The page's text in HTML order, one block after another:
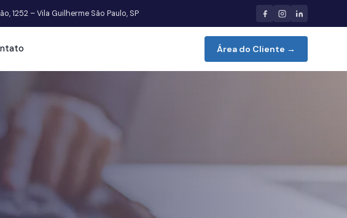
1252 – Vila Guilherme São Paulo, SP
Área do Cliente →